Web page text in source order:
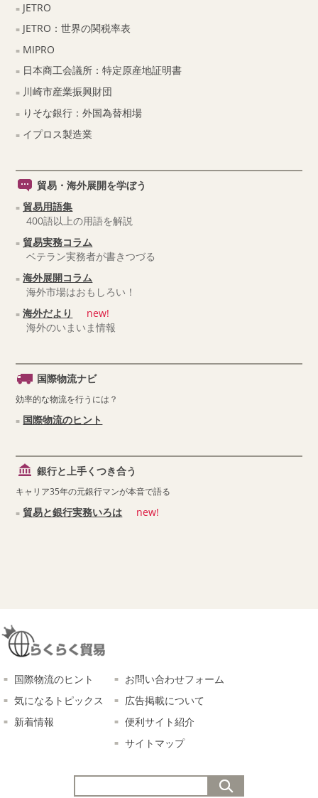
JETRO
JETRO：世界の関税率表
MIPRO
日本商工会議所：特定原産地証明書
川崎市産業振興財団
りそな銀行：外国為替相場
イプロス製造業
貿易・海外展開を学ぼう
貿易用語集
400語以上の用語を解説
貿易実務コラム
ベテラン実務者が書きつづる
海外展開コラム
海外市場はおもしろい！
海外だより
new!
海外のいまいま情報
国際物流ナビ
効率的な物流を行うには？
国際物流のヒント
銀行と上手くつき合う
キャリア35年の元銀行マンが本音で語る
貿易と銀行実務いろは new!
国際物流のヒント
気になるトピックス
新着情報
お問い合わせフォーム
広告掲載について
便利サイト紹介
サイトマップ